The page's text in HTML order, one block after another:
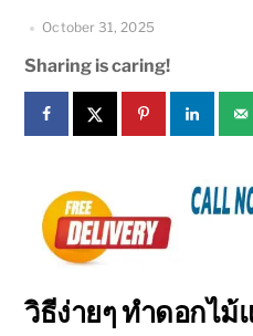
October 31, 2025
Sharing is caring!
วิธีง่ายๆ ทำดอกไม้